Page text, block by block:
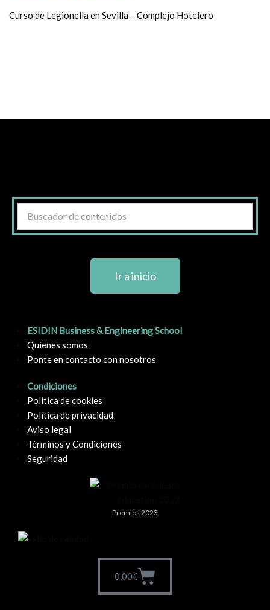
Curso de Legionella en Sevilla – Complejo Hotelero
Ir a inicio
ESIDIN Business & Engineering School
Quienes somos
Ponte en contacto con nosotros
Condiciones
Politica de cookies
Política de privacidad
Aviso legal
Términos y Condiciones
Seguridad
Premios 2023
0,00€